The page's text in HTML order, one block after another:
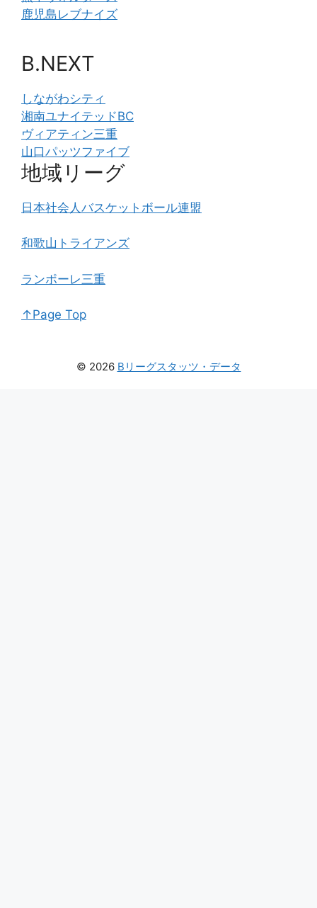
鹿児島レブナイズ
B.NEXT
しながわシティ
湘南ユナイテッドBC
ヴィアティン三重
山口パッツファイブ
地域リーグ
日本社会人バスケットボール連盟
和歌山トライアンズ
ランポーレ三重
↑Page Top
© 2026 Bリーグスタッツ・データ